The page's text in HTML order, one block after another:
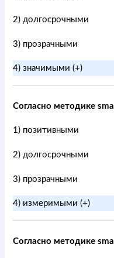
2) долгосрочными
3) прозрачными
4) значимыми (+)
Согласно методике
1) позитивными
2) долгосрочными
3) прозрачными
4) измеримыми (+)
Согласно методике